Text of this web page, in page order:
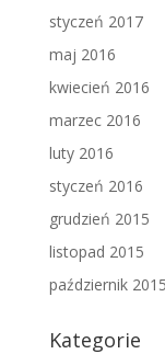
styczeń 2017
maj 2016
kwiecień 2016
marzec 2016
luty 2016
styczeń 2016
grudzień 2015
listopad 2015
październik 2015
Kategorie